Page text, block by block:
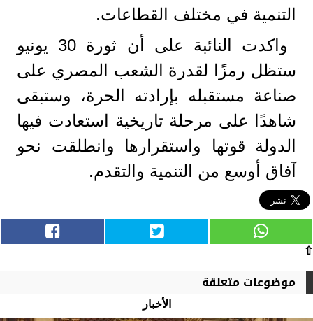
التنمية في مختلف القطاعات.
واكدت النائبة على أن ثورة 30 يونيو
ستظل رمزًا لقدرة الشعب المصري على
صناعة مستقبله بإرادته الحرة، وستبقى
شاهدًا على مرحلة تاريخية استعادت فيها
الدولة قوتها واستقرارها وانطلقت نحو
آفاق أوسع من التنمية والتقدم.
⇧
موضوعات متعلقة
الأخبار